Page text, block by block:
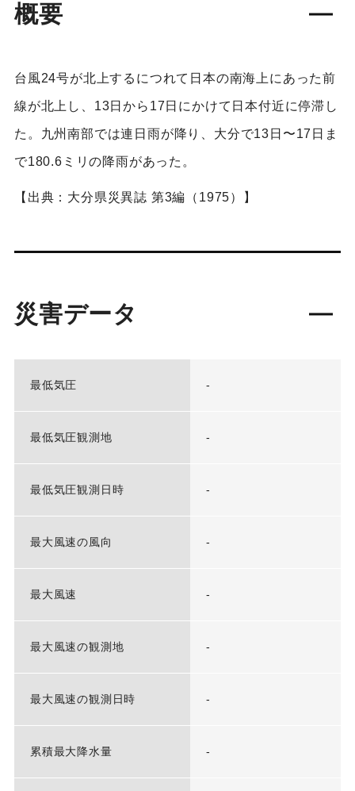
概要
台風24号が北上するにつれて日本の南海上にあった前
線が北上し、13日から17日にかけて日本付近に停滞し
た。九州南部では連日雨が降り、大分で13日〜17日ま
で180.6ミリの降雨があった。
【出典：大分県災異誌 第3編（1975）】
災害データ
最低気圧 -
最低気圧観測地 -
最低気圧観測日時 -
最大風速の風向 -
最大風速 -
最大風速の観測地 -
最大風速の観測日時 -
累積最大降水量 -